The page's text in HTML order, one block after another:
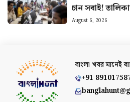
চান সবাই!
August 6, 2026
বাংলা খবর মানেই
+91